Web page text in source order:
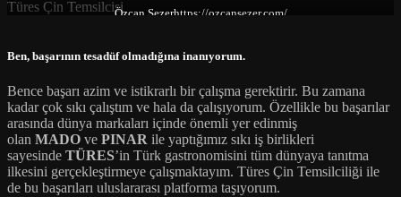
Özcan Sezerhttps://ozcansezer.com/
Ben, başarının tesadüf olmadığına inanıyorum.
Bence başarı azim ve istikrarlı bir çalışma gerektirir. Bu zamana
kadar çok sıkı çalıştım ve hala da çalışıyorum. Özellikle bu başarılar
arasında dünya markaları içinde önemli yer edinmiş
olan MADO ve PINAR ile yaptığımız sıkı iş birlikleri
sayesinde TÜRES’in Türk gastronomisini tüm dünyaya tanıtma
ilkesini gerçekleştirmeye çalışmaktayım. Türes Çin Temsilciliği ile
de bu başarıları uluslararası platforma taşıyorum.